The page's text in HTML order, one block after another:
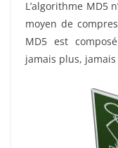
L’algorithme MD5
moyen de
MD5 est
jamais plus,